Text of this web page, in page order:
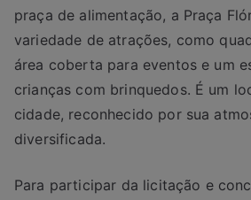
praça de alimentação, a Praça
variedade de atrações, como
área coberta para eventos e um
crianças com brinquedos. É um
cidade, reconhecido por sua
diversificada.
Para participar da licitação e